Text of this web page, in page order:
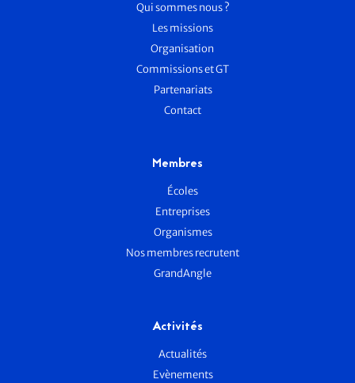
Qui sommes nous ?
Les missions
Organisation
Commissions et GT
Partenariats
Contact
Membres
Écoles
Entreprises
Organismes
Nos membres recrutent
GrandAngle
Activités
Actualités
Evènements